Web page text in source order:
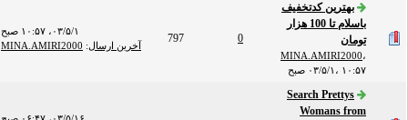
بهترین کدتخفیف
باسلام تا 100 هزار
تومان
MINA.AMIRI2000
۰۳/۵/۱، ۱۰:۵۷ صبح
797
۰۳/۵/۱، ۱۰:۵۷ صبح
آخرین ارسال:
MINA.AMIRI2000
Search Prettys
Womans from